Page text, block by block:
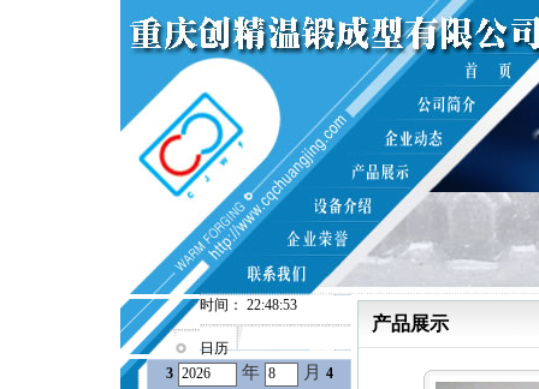
时间： 22:48:53
日历
3
年 月 4
产品展示